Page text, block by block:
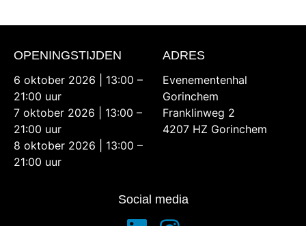
OPENINGSTIJDEN
6 oktober 2026 | 13:00 –
21:00 uur
7 oktober 2026 | 13:00 –
21:00 uur
8 oktober 2026 | 13:00 –
21:00 uur
ADRES
Evenementenhal
Gorinchem
Franklinweg 2
4207 HZ Gorinchem
Social media